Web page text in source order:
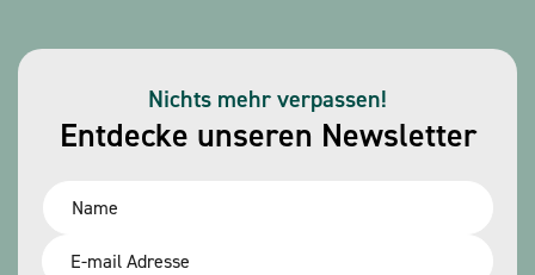
Entdecke unseren Newsletter
Nichts mehr verpassen!
Name
Email